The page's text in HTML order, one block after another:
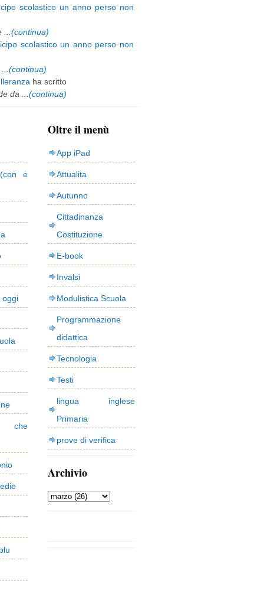
scolastico un anno perso non
(continua)
scolastico un anno perso non
(continua)
ha scritto
da ... (continua)
e
oggi
che
Oltre il menù
App iPad
Attualita
Autunno
Cittadinanza
Costituzione
E-book
Invalsi
Modulistica Scuola
Programmazione
didattica
Tecnologia
Testi
lingua inglese
Primaria
prove di verifica
Archivio